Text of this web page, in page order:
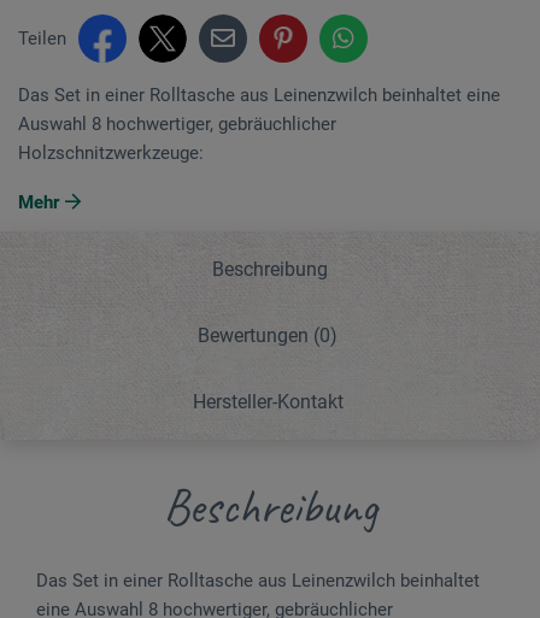
Teilen
Das Set in einer Rolltasche aus Leinenzwilch beinhaltet eine
Auswahl 8 hochwertiger, ge­bräuchlicher
Holzschnitzwerkzeuge:
Mehr
Beschreibung
Bewertungen (0)
Hersteller-Kontakt
Beschreibung
Das Set in einer Rolltasche aus Leinenzwilch beinhaltet
eine Auswahl 8 hochwertiger, ge­bräuchlicher